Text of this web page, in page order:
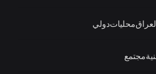
محلياتدولي
مجتمع